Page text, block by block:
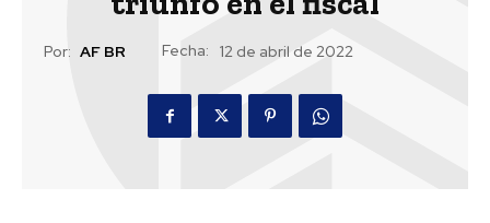
Por: AF BR Fecha: 12 de abril de 2022